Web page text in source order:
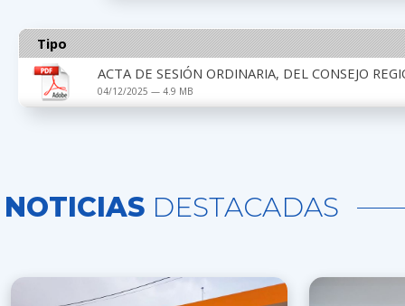
Tipo
ACTA DE SESIÓN ORDINARIA, DEL CONSEJO
04/12/2025 — 4.9 MB
NOTICIAS DESTACADAS